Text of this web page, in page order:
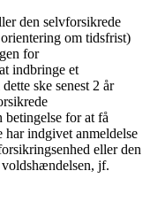
den selvforsikrede
om tidsfrist)
for
indbringe et
ske senest 2 år
betingelse for at få
har indgivet anmeldelse
eller den
jf.